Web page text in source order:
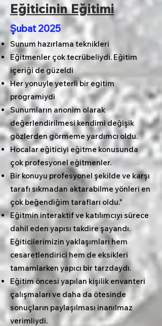
​Eğiticinin Eğitimi
Şubat 2025
Sunum hazırlama teknikleri
Eğitmenler çok tecrübeliydi. Eğitim
içeriği de güzeldi
Her yonuyle yeterli bir egitim
programiydi
Sunumların anonim olarak
değerlendirilmesi kendimi değişik
gözlerden görmeme yardımcı oldu.
Hocalar eğiticiyi eğitme konusunda
çok profesyonel eğitmenler.
Bir konuyu profesyonel şekilde ve karşı
tarafı sıkmadan aktarabilme yönleri en
çok beğendiğim tarafları oldu."
Eğitmin interaktif ve katılımcıyı sürece
dahil eden yapısı takdire şayandı.
Eğiticilerimizin yaklaşımları hem
cesaretlendirici hem de eksikleri
tamamlarken yapıcı bir tarzdaydı.
Eğitim öncesi yapılan kişilik envanteri
çalışmaları ve daha da ötesinde
sonuçların paylaşılması inanılmaz
verimliydi.